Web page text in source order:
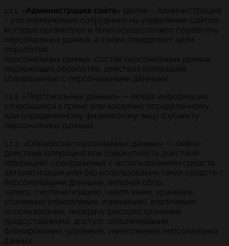
1.1.1. « Администрация сайта » (далее – Администрация)
– уполномоченные сотрудники на управление сайтом ,
которые организуют и (или) осуществляют обработку
персональных данных, а также определяет цели
обработки
персональных данных, состав персональных данных,
подлежащих обработке, действия (операции),
совершаемые с персональными данными.
1.1.2. «Персональные данные» — любая информация,
относящаяся к прямо или косвенно определенному,
или определяемому физическому лицу (субъекту
персональных данных).
1.1.3. «Обработка персональных данных» — любое
действие (операция) или совокупность действий
(операций), совершаемых с использованием средств
автоматизации или без использования таких средств с
персональными данными, включая сбор,
запись, систематизацию, накопление, хранение,
уточнение (обновление, изменение), извлечение,
использование, передачу (распространение,
предоставление, доступ), обезличивание,
блокирование, удаление, уничтожение персональных
данных.